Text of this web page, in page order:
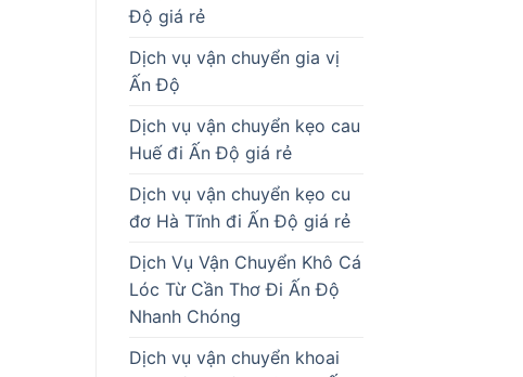
Độ giá rẻ
Dịch vụ vận chuyển gia vị
Ấn Độ
Dịch vụ vận chuyển kẹo cau
Huế đi Ấn Độ giá rẻ
Dịch vụ vận chuyển kẹo cu
đơ Hà Tĩnh đi Ấn Độ giá rẻ
Dịch Vụ Vận Chuyển Khô Cá
Lóc Từ Cần Thơ Đi Ấn Độ
Nhanh Chóng
Dịch vụ vận chuyển khoai